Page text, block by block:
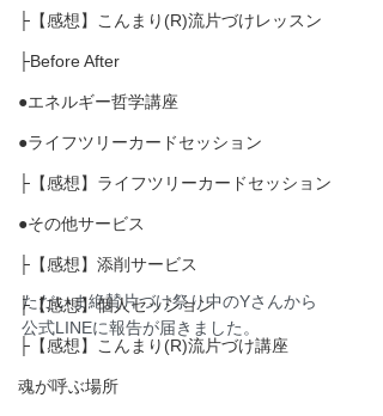
├【感想】こんまり(R)流片づけレッスン
├Before After
●エネルギー哲学講座
●ライフツリーカードセッション
├【感想】ライフツリーカードセッション
●その他サービス
├【感想】添削サービス
├【感想】個人セッション
├【感想】こんまり(R)流片づけ講座
魂が呼ぶ場所
ただいま絶賛片づけ祭り中のYさんから
公式LINEに報告が届きました。